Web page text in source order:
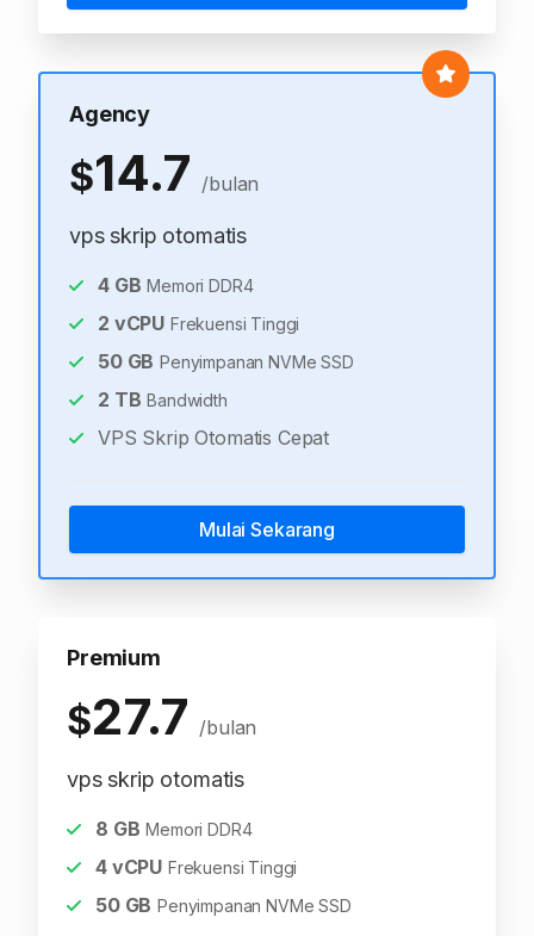
Agency
$14.7 /bulan
vps skrip otomatis
4GB Memori DDR4
2 vCPU Frekuensi Tinggi
50GB Penyimpanan NVMe SSD
2 TB Bandwidth
VPS Skrip Otomatis Cepat
Mulai Sekarang
Premium
$27.7 /bulan
vps skrip otomatis
8 GB Memori DDR4
4vCPU Frekuensi Tinggi
50GB Penyimpanan NVMe SSD